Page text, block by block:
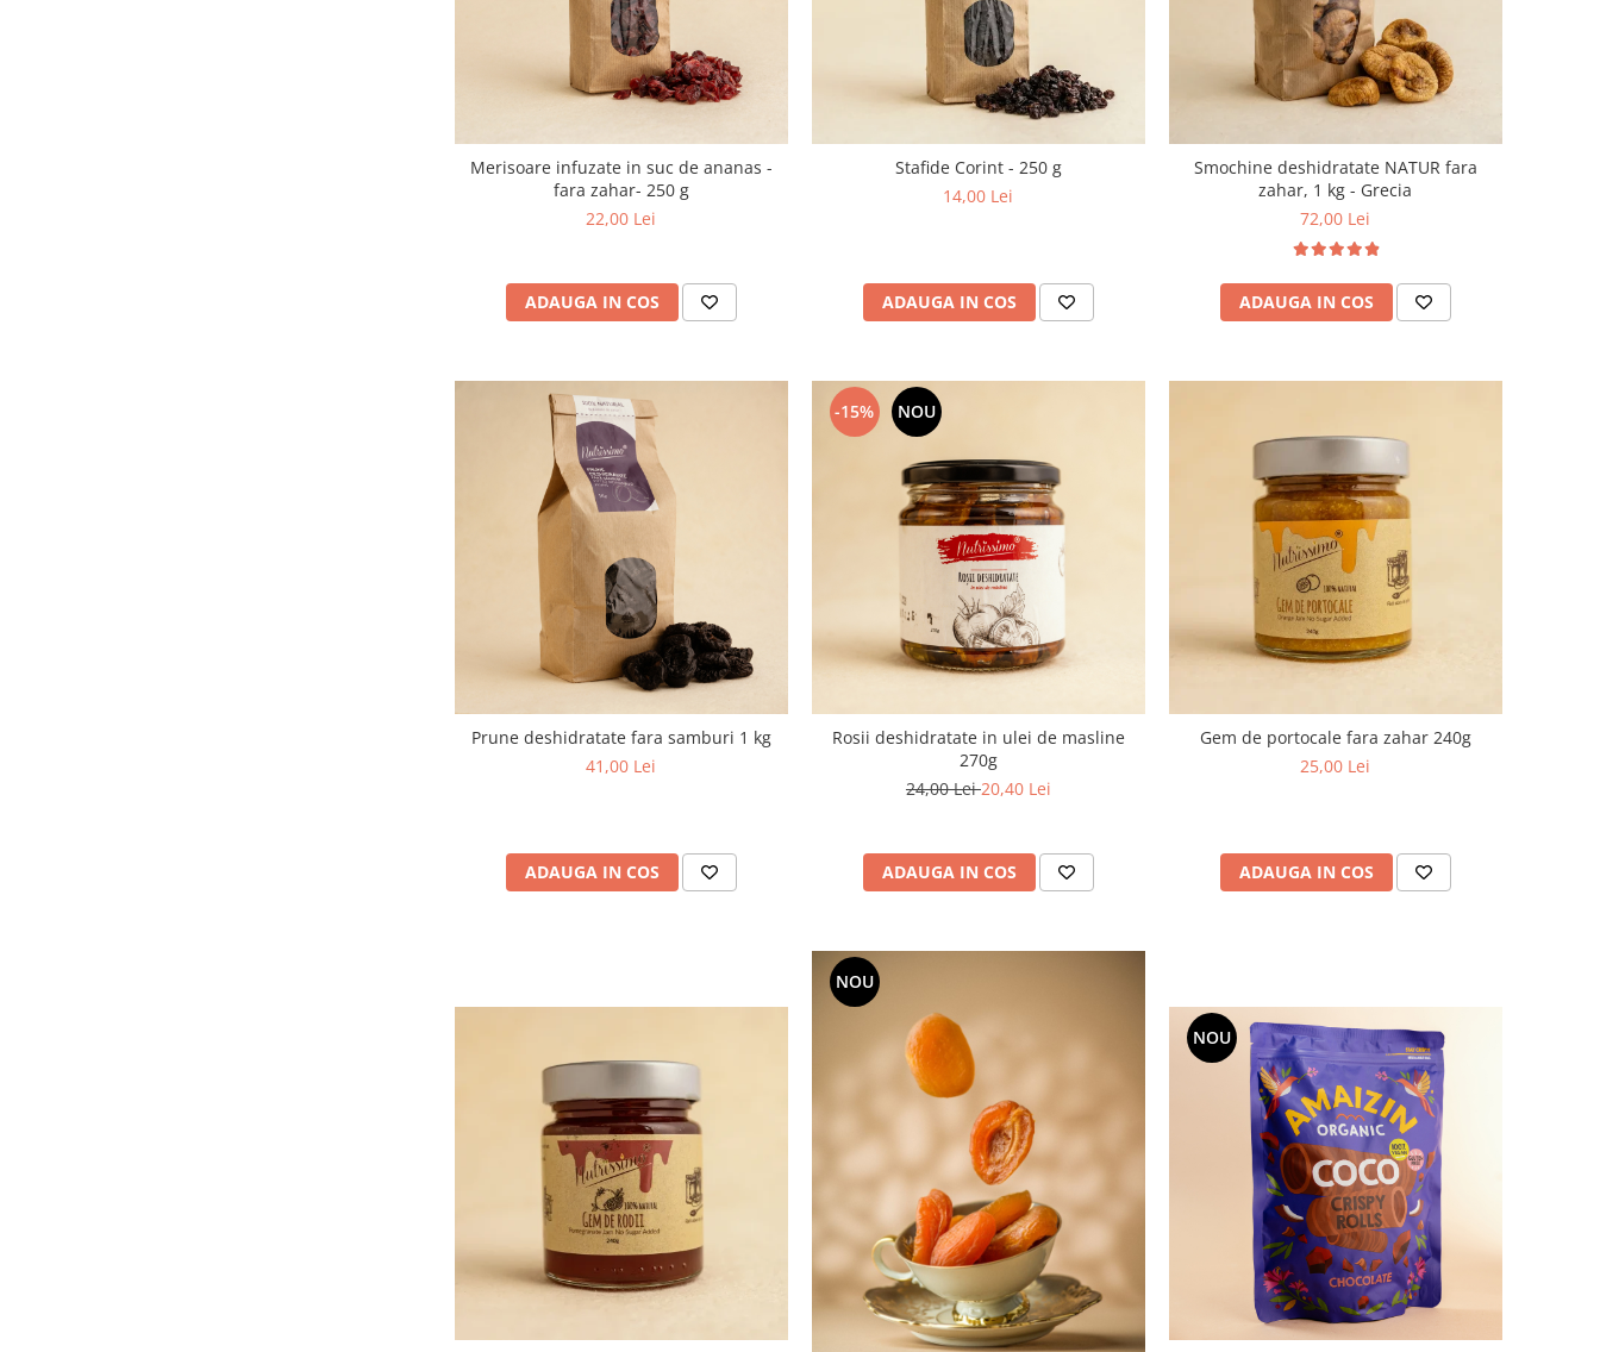
Merisoare infuzate in suc de ananas -
fara zahar- 250 g
22,00 Lei
ADAUGA IN COS
Stafide Corint - 250 g
14,00 Lei
ADAUGA IN COS
Smochine deshidratate NATUR fara
zahar, 1 kg - Grecia
72,00 Lei
ADAUGA IN COS
Prune deshidratate fara samburi 1 kg
41,00 Lei
ADAUGA IN COS
-15% NOU
Rosii deshidratate in ulei de masline
270g
24,00 Lei20,40 Lei
ADAUGA IN COS
Gem de portocale fara zahar 240g
25,00 Lei
ADAUGA IN COS
NOU
NOU